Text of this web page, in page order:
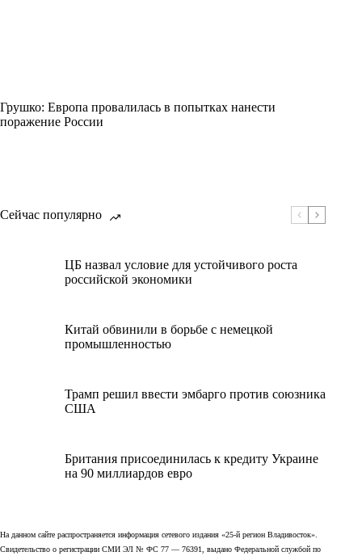
Грушко: Европа провалилась в попытках нанести
поражение России
Сейчас популярно
ЦБ назвал условие для устойчивого роста
российской экономики
Китай обвинили в борьбе с немецкой
промышленностью
Трамп решил ввести эмбарго против союзника
США
Британия присоединилась к кредиту Украине
на 90 миллиардов евро
На данном сайте распространяется информация сетевого издания «25-й регион Владивосток».
Свидетельство о регистрации СМИ ЭЛ № ФС 77 — 76391, выдано Федеральной службой по